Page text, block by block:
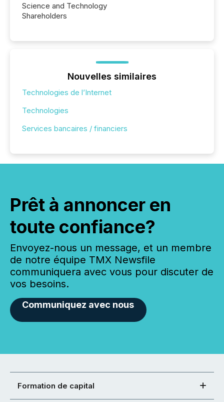
Science and Technology
Shareholders
Nouvelles similaires
Technologies de l’Internet
Technologies
Services bancaires / financiers
Prêt à annoncer en
toute confiance?
Envoyez-nous un message, et un membre
de notre équipe TMX Newsfile
communiquera avec vous pour discuter de
vos besoins.
Communiquez avec nous
Formation de capital